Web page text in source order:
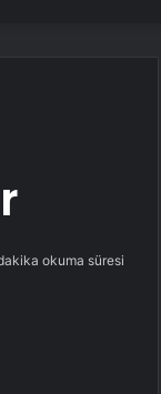
okuma süresi